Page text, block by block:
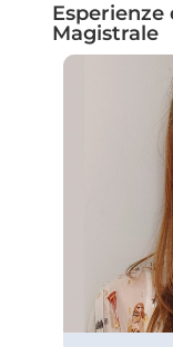
Esperienze
Magistrale